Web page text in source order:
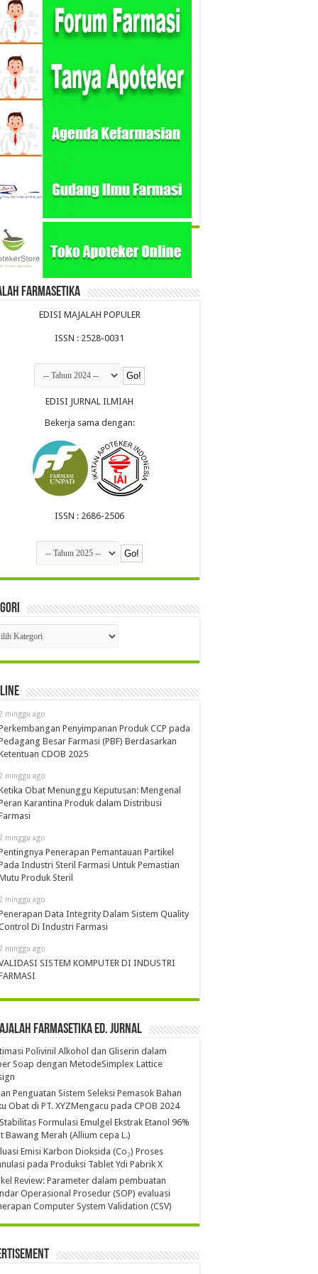
Farmasetika
EDISI MAJALAH POPULER
ISSN : 2528-0031
EDISI JURNAL ILMIAH
Bekerja sama dengan:
ISSN : 2686-2506
minggu ago
Penyimpanan Produk CCP pada
Besar Farmasi (PBF) Berdasarkan
CDOB 2025
minggu ago
Obat Menunggu Keputusan: Mengenal
Karantina Produk dalam Distribusi
minggu ago
Penerapan Pemantauan Partikel
Industri Steril Farmasi Untuk Pemastian
Produk Steril
minggu ago
Data Integrity Dalam Sistem Quality
Di Industri Farmasi
minggu ago
SISTEM KOMPUTER DI INDUSTRI
Farmasetika Ed. Jurnal
Polivinil Alkohol dan Gliserin dalam
Soap dengan MetodeSimplex Lattice
Penguatan Sistem Seleksi Pemasok Bahan
Obat di PT. XYZMengacu pada CPOB 2024
Formulasi Emulgel Ekstrak Etanol 96%
Bawang Merah (Allium cepa L.)
Emisi Karbon Dioksida (Co₂) Proses
pada Produksi Tablet Ydi Pabrik X
Review: Parameter dalam pembuatan
Operasional Prosedur (SOP) evaluasi
Computer System Validation (CSV)